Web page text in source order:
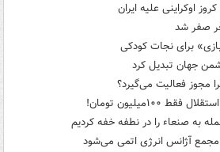
اوکراینی علیه ایران
صفر شد
برای نجات کودکی
جهان تبدیل کرد
مجوز فعالیت می‌گیرد؟
۱۰۰میلیون تومان!
به صنعاء را در نطفه خفه کردیم
مجمع آژانس انرژی اتمی می‌شود